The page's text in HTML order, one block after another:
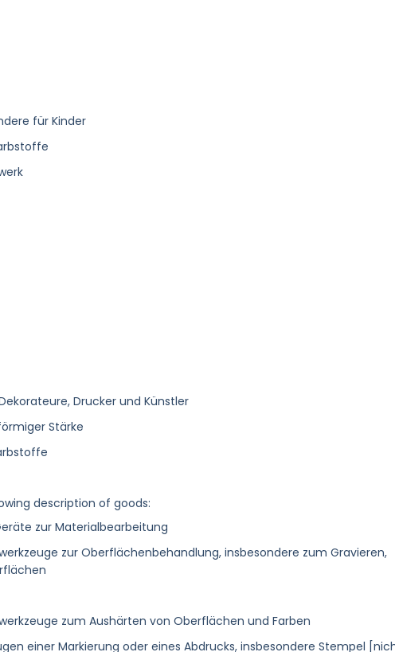
für Kinder
Drucker und Künstler
Stärke
description of goods:
zur Materialbearbeitung
zur Oberflächenbehandlung, insbesondere zum Gravieren,
zum Aushärten von Oberflächen und Farben
einer Markierung oder eines Abdrucks, insbesondere Stempel